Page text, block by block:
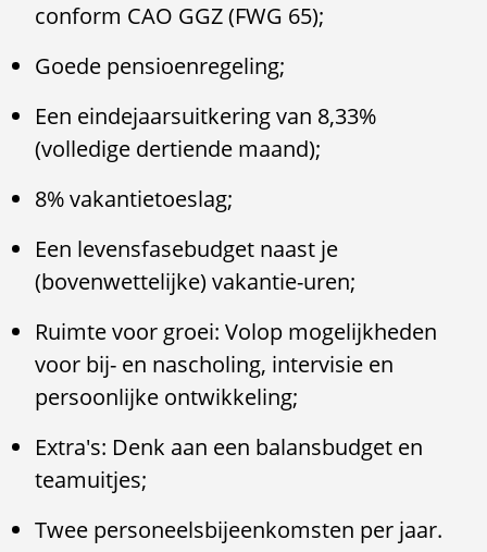
conform CAO GGZ (FWG 65);
Goede pensioenregeling;
Een eindejaarsuitkering van 8,33%
(volledige dertiende maand);
8% vakantietoeslag;
Een levensfasebudget naast je
(bovenwettelijke) vakantie-uren;
Ruimte voor groei: Volop mogelijkheden
voor bij- en nascholing, intervisie en
persoonlijke ontwikkeling;
Extra's: Denk aan een balansbudget en
teamuitjes;
Twee personeelsbijeenkomsten per jaar.